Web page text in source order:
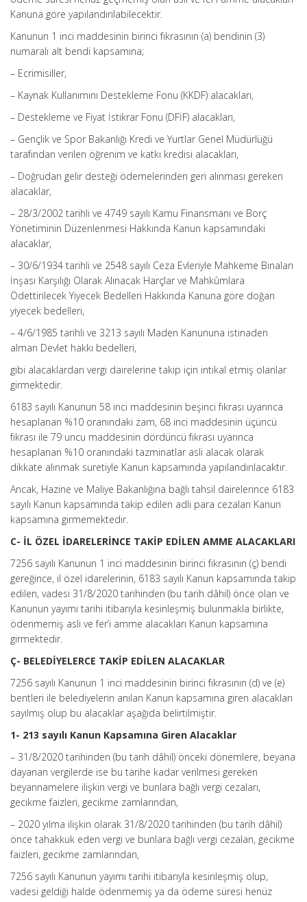
Kanuna göre yapılandırılabilecektir.
Kanunun 1 inci maddesinin birinci fıkrasının (a) bendinin (3)
numaralı alt bendi kapsamına;
– Ecrimisiller,
– Kaynak Kullanımını Destekleme Fonu (KKDF) alacakları,
– Destekleme ve Fiyat İstikrar Fonu (DFİF) alacakları,
– Gençlik ve Spor Bakanlığı Kredi ve Yurtlar Genel Müdürlüğü
tarafından verilen öğrenim ve katkı kredisi alacakları,
– Doğrudan gelir desteği ödemelerinden geri alınması gereken
alacaklar,
– 28/3/2002 tarihli ve 4749 sayılı Kamu Finansmanı ve Borç
Yönetiminin Düzenlenmesi Hakkında Kanun kapsamındaki
alacaklar,
– 30/6/1934 tarihli ve 2548 sayılı Ceza Evleriyle Mahkeme Binaları
İnşası Karşılığı Olarak Alınacak Harçlar ve Mahkûmlara
Ödettirilecek Yiyecek Bedelleri Hakkında Kanuna göre doğan
yiyecek bedelleri,
– 4/6/1985 tarihli ve 3213 sayılı Maden Kanununa istinaden
alman Devlet hakkı bedelleri,
gibi alacaklardan vergi dairelerine takip için intikal etmiş olanlar
girmektedir.
6183 sayılı Kanunun 58 inci maddesinin beşinci fıkrası uyarınca
hesaplanan %10 oranındaki zam, 68 inci maddesinin üçüncü
fıkrası ile 79 uncu maddesinin dördüncü fıkrası uyarınca
hesaplanan %10 oranındaki tazminatlar asli alacak olarak
dikkate alınmak suretiyle Kanun kapsamında yapılandırılacaktır.
Ancak, Hazine ve Maliye Bakanlığına bağlı tahsil dairelerince 6183
sayılı Kanun kapsamında takip edilen adli para cezaları Kanun
kapsamına girmemektedir.
C- İL ÖZEL İDARELERİNCE TAKİP EDİLEN AMME ALACAKLARI
7256 sayılı Kanunun 1 inci maddesinin birinci fıkrasının (ç) bendi
gereğince, il özel idarelerinin, 6183 sayılı Kanun kapsamında takip
edilen, vadesi 31/8/2020 tarihinden (bu tarih dâhil) önce olan ve
Kanunun yayımı tarihi itibarıyla kesinleşmiş bulunmakla birlikte,
ödenmemiş asli ve fer’i amme alacakları Kanun kapsamına
girmektedir.
Ç- BELEDİYELERCE TAKİP EDİLEN ALACAKLAR
7256 sayılı Kanunun 1 inci maddesinin birinci fıkrasının (d) ve (e)
bentleri ile belediyelerin anılan Kanun kapsamına giren alacakları
sayılmış olup bu alacaklar aşağıda belirtilmiştir.
1- 213 sayılı Kanun Kapsamına Giren Alacaklar
– 31/8/2020 tarihinden (bu tarih dâhil) önceki dönemlere, beyana
dayanan vergilerde ise bu tarihe kadar verilmesi gereken
beyannamelere ilişkin vergi ve bunlara bağlı vergi cezaları,
gecikme faizleri, gecikme zamlarından,
– 2020 yılma ilişkin olarak 31/8/2020 tarihinden (bu tarih dâhil)
önce tahakkuk eden vergi ve bunlara bağlı vergi cezalan, gecikme
faizleri, gecikme zamlarından,
7256 sayılı Kanunun yayımı tarihi itibarıyla kesinleşmiş olup,
vadesi geldiği halde ödenmemiş ya da ödeme süresi henüz